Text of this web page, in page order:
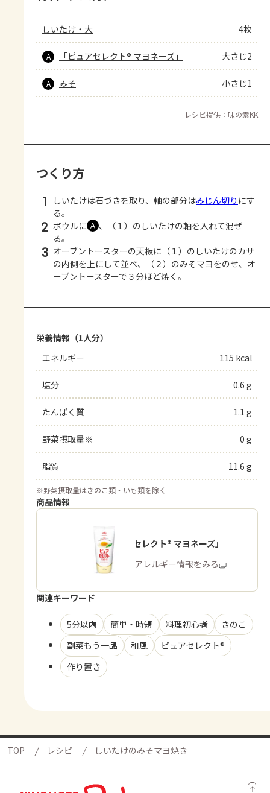
しいたけ・大 4枚
A 「ピュアセレクト® マヨネーズ」 大さじ2
A みそ 小さじ1
レシピ提供：味の素KK
つくり方
1 しいたけは石づきを取り、軸の部分はみじん切り にす
る。
2 ボウルに Ａ 、（１）のしいたけの軸を入れて混ぜ
る。
3 オーブントースターの天板に（１）のしいたけのカサ
の内側を上にして並べ、（２）のみそマヨをのせ、オ
ーブントースターで３分ほど焼く。
栄養情報（1人分）
エネルギー
115 kcal
塩分 0.6 g
たんぱく質 1.1 g
野菜摂取量※ 0 g
脂質 11.6 g
※野菜摂取量はきのこ類・いも類を除く
商品情報
「ピュアセレクト® マヨネーズ」
商品・アレルギー情報をみる
関連キーワード
5分以内 簡単・時短 料理初心者
きのこ
副菜もう一品
和風
ピュアセレクト®
作り置き
TOP レシピ しいたけのみそマヨ焼き